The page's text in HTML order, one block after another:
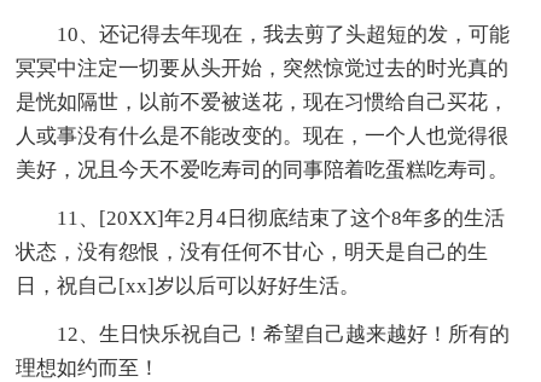
10、还记得去年现在，我去剪了头超短的发，可能
冥冥中注定一切要从头开始，突然惊觉过去的时光真的
是恍如隔世，以前不爱被送花，现在习惯给自己买花，
人或事没有什么是不能改变的。现在，一个人也觉得很
美好，况且今天不爱吃寿司的同事陪着吃蛋糕吃寿司。
11、[20XX]年2月4日彻底结束了这个8年多的生活
状态，没有怨恨，没有任何不甘心，明天是自己的生
日，祝自己[xx]岁以后可以好好生活。
12、生日快乐祝自己！希望自己越来越好！所有的
理想如约而至！